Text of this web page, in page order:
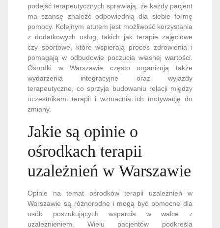
podejść terapeutycznych sprawiają, że każdy pacjent
ma szansę znaleźć odpowiednią dla siebie formę
pomocy. Kolejnym atutem jest możliwość korzystania
z dodatkowych usług, takich jak terapie zajęciowe
czy sportowe, które wspierają proces zdrowienia i
pomagają w odbudowie poczucia własnej wartości.
Ośrodki w Warszawie często organizują także
wydarzenia integracyjne oraz wyjazdy
terapeutyczne, co sprzyja budowaniu relacji między
uczestnikami terapii i wzmacnia ich motywację do
zmiany.
Jakie są opinie o
ośrodkach terapii
uzależnień w Warszawie
Opinie na temat ośrodków terapii uzależnień w
Warszawie są różnorodne i mogą być pomocne dla
osób poszukujących wsparcia w walce z
uzależnieniem. Wielu pacjentów podkreśla